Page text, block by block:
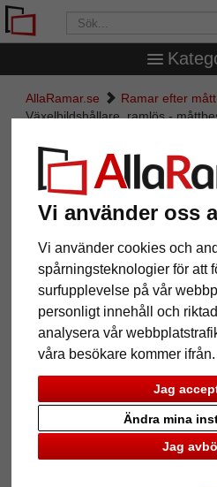
Vi använder oss
Vi använder cookies och
spårningsteknologier för att
surfupplevelse på vår
personligt innehåll och
analysera vår
våra besökare kommer ifrån.
Jag
Jag
Ändra mina
AllaRamar.se Ramar efter mått
Växelbildshållare, ramlös -
måttbeställd